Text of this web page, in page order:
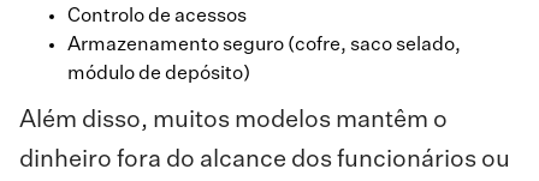
Controlo de acessos
Armazenamento seguro (cofre, saco selado,
módulo de depósito)
Além disso, muitos modelos mantêm o
dinheiro fora do alcance dos funcionários ou